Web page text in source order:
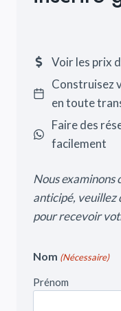
Voir les prix
Construisez
en toute
Faire des
facilement
Nous examinons
anticipé, veuillez
pour recevoir
Nom (Nécessaire)
Prénom